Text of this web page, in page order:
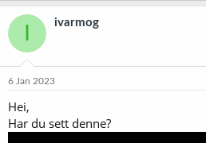
I ivarmog
6 Jan 2023
Hei,
Har du sett denne?